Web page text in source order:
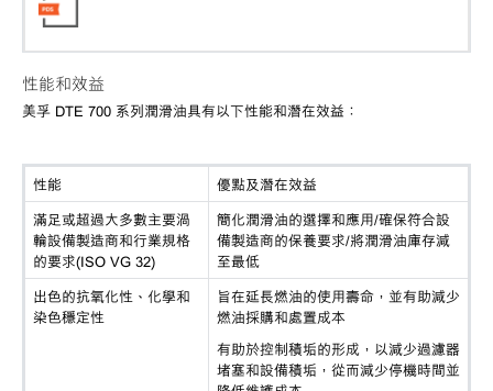
性能和效益
美孚 DTE 700 系列潤滑油具有以下性能和潛在效益：
性能
優點及潛在效益
滿足或超過大多數主要渦
輪設備製造商和行業規格
的要求(ISO VG 32)
簡化潤滑油的選擇和應用/確保符合設
備製造商的保養要求/將潤滑油庫存減
至最低
出色的抗氧化性、化學和
染色穩定性
旨在延長燃油的使用壽命，並有助減少
燃油採購和處置成本
有助於控制積垢的形成，以減少過濾器
堵塞和設備積垢，從而減少停機時間並